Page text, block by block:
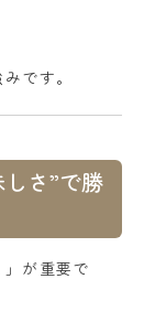
です。
さ”で勝
が重要で